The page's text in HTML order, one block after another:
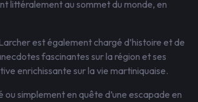
littéralement au sommet du monde, en
est également chargé d’histoire et de
fascinantes sur la région et ses
enrichissante sur la vie martiniquaise.
simplement en quête d’une escapade en